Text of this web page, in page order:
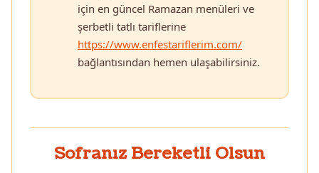
için en güncel Ramazan menüleri ve
şerbetli tatlı tariflerine
https://www.enfestariflerim.com/
bağlantısından hemen ulaşabilirsiniz.
Sofranız Bereketli Olsun